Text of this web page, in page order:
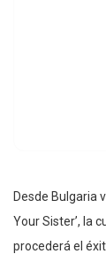
Desde Bulgaria
Your Sister’, la
procederá el